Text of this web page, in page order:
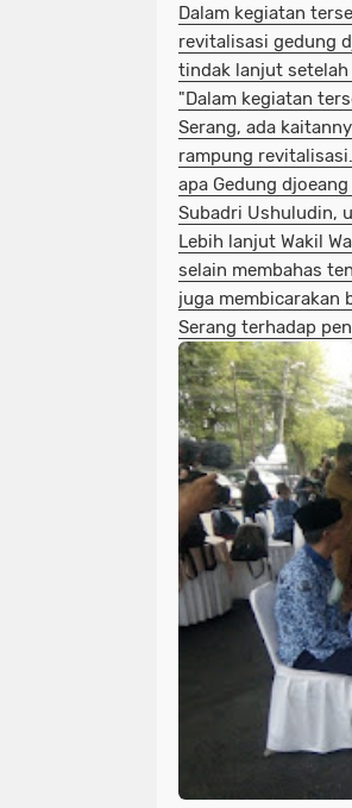
Dalam kegiatan
revitalisasi gedung
tindak lanjut
"Dalam kegiatan
Serang, ada
rampung
apa Gedung
Subadri Ushuludin,
Lebih lanjut Wakil
selain membahas
juga membicarakan
Serang terhadap